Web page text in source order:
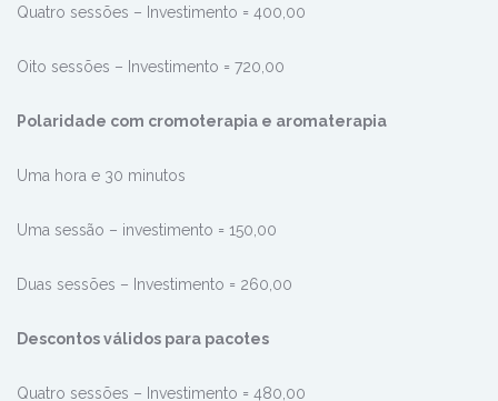
Quatro sessões – Investimento = 400,00
Oito sessões – Investimento = 720,00
Polaridade com cromoterapia e aromaterapia
Uma hora e 30 minutos
Uma sessão – investimento = 150,00
Duas sessões – Investimento = 260,00
Descontos válidos para pacotes
Quatro sessões – Investimento = 480,00